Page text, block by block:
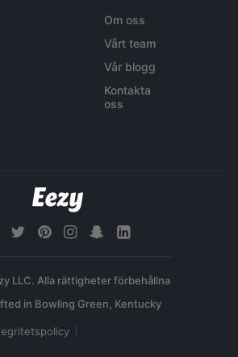
Om oss
Vårt team
Vår blogg
Kontakta
oss
LLC. Alla rättigheter förbehållna